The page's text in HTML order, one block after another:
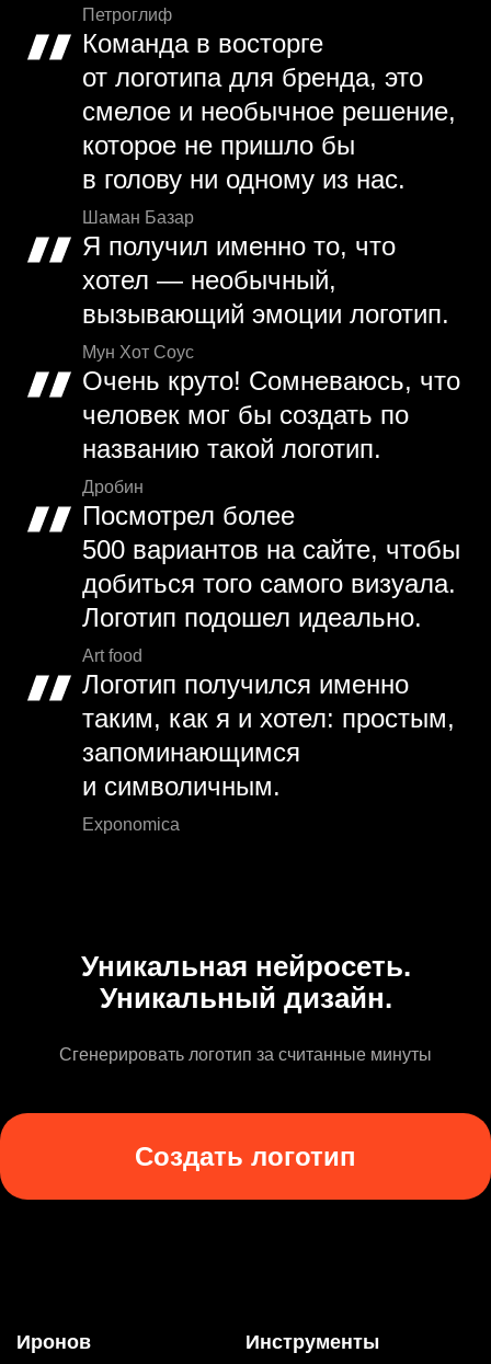
Петроглиф
Команда в восторге
от логотипа для бренда, это
смелое и необычное решение,
которое не пришло бы
в голову ни одному из нас.
Шаман Базар
Я получил именно то, что
хотел — необычный,
вызывающий эмоции логотип.
Мун Хот Соус
Очень круто! Сомневаюсь, что
человек мог бы создать по
названию такой логотип.
Дробин
Посмотрел более
500 вариантов на сайте, чтобы
добиться того самого визуала.
Логотип подошел идеально.
Art food
Логотип получился именно
таким, как я и хотел: простым,
запоминающимся
и символичным.
Exponomica
Уникальная нейросеть.
Уникальный дизайн.
Сгенерировать логотип за считанные минуты
Создать логотип
Иронов Инструменты